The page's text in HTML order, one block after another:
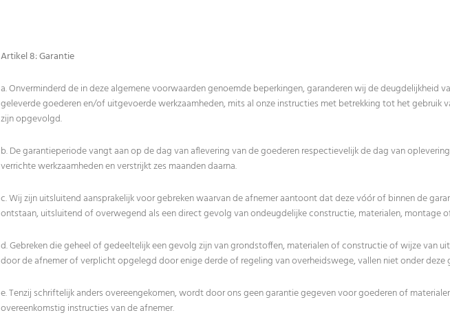
Artikel 8: Garantie
a. Onverminderd de in deze algemene voorwaarden genoemde beperkingen, garanderen wij de deugdelijkheid
geleverde goederen en/of uitgevoerde werkzaamheden, mits al onze instructies met betrekking tot het gebruik
zijn opgevolgd.
b. De garantieperiode vangt aan op de dag van aflevering van de goederen respectievelijk de dag van
verrichte werkzaamheden en verstrijkt zes maanden daarna.
c. Wij zijn uitsluitend aansprakelijk voor gebreken waarvan de afnemer aantoont dat deze vóór of binnen de
ontstaan, uitsluitend of overwegend als een direct gevolg van ondeugdelijke constructie, materialen, montage
d. Gebreken die geheel of gedeeltelijk een gevolg zijn van grondstoffen, materialen of constructie of wijze van
door de afnemer of verplicht opgelegd door enige derde of regeling van overheidswege, vallen niet onder deze
e. Tenzij schriftelijk anders overeengekomen, wordt door ons geen garantie gegeven voor goederen of
overeenkomstig instructies van de afnemer.